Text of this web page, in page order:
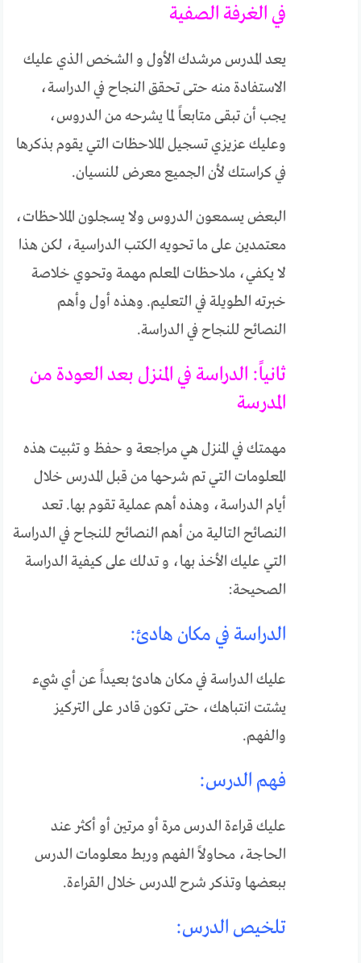
في الغرفة الصفية
يعد المدرس مرشدك الأول و الشخص الذي عليك
الاستفادة منه حتى تحقق النجاح في الدراسة،
يجب أن تبقى متابعاً لما يشرحه من الدروس،
وعليك عزيزي تسجيل الملاحظات التي يقوم بذكرها
في كراستك لأن الجميع معرض للنسيان.
البعض يسمعون الدروس ولا يسجلون الملاحظات،
معتمدين على ما تحويه الكتب الدراسية، لكن هذا
لا يكفي، ملاحظات المعلم مهمة وتحوي خلاصة
خبرته الطويلة في التعليم. وهذه أول وأهم
النصائح للنجاح في الدراسة.
ثانياً: الدراسة في المنزل بعد العودة من
المدرسة
مهمتك في المنزل هي مراجعة و حفظ و تثبيت هذه
المعلومات التي تم شرحها من قبل المدرس خلال
أيام الدراسة، وهذه أهم عملية تقوم بها. تعد
النصائح التالية من أهم النصائح للنجاح في الدراسة
التي عليك الأخذ بها، و تدلك على كيفية الدراسة
الصحيحة:
الدراسة في مكان هادئ:
عليك الدراسة في مكان هادئ بعيداً عن أي شيء
يشتت انتباهك، حتى تكون قادر على التركيز
والفهم.
فهم الدرس:
عليك قراءة الدرس مرة أو مرتين أو أكثر عند
الحاجة، محاولاً الفهم وربط معلومات الدرس
ببعضها وتذكر شرح المدرس خلال القراءة.
تلخيص الدرس: